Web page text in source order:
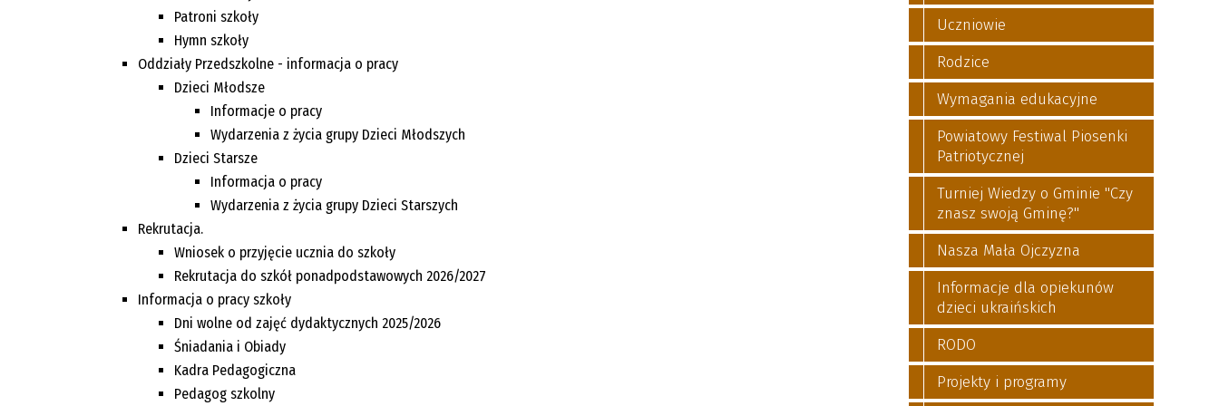
Patroni szkoły
Hymn szkoły
Oddziały Przedszkolne - informacja o pracy
Dzieci Młodsze
Informacje o pracy
Wydarzenia z życia grupy Dzieci Młodszych
Dzieci Starsze
Informacja o pracy
Wydarzenia z życia grupy Dzieci Starszych
Rekrutacja.
Wniosek o przyjęcie ucznia do szkoły
Rekrutacja do szkół ponadpodstawowych 2026/2027
Informacja o pracy szkoły
Dni wolne od zajęć dydaktycznych 2025/2026
Śniadania i Obiady
Kadra Pedagogiczna
Pedagog szkolny
Uczniowie
Rodzice
Wymagania edukacyjne
Powiatowy Festiwal Piosenki
Patriotycznej
Turniej Wiedzy o Gminie "Czy
znasz swoją Gminę?"
Nasza Mała Ojczyzna
Informacje dla opiekunów
dzieci ukraińskich
RODO
Projekty i programy